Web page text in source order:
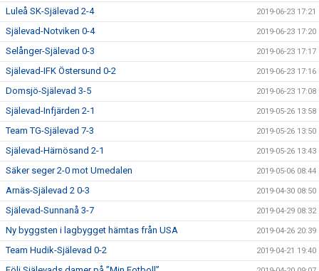
Luleå SK-Själevad 2-4 2019-06-23 17:21
Själevad-Notviken 0-4 2019-06-23 17:20
Selånger-Själevad 0-3 2019-06-23 17:17
Själevad-IFK Östersund 0-2 2019-06-23 17:16
Domsjö-Själevad 3-5 2019-06-23 17:08
Själevad-Infjärden 2-1 2019-05-26 13:58
Team TG-Själevad 7-3 2019-05-26 13:50
Själevad-Härnösand 2-1 2019-05-26 13:43
Säker seger 2-0 mot Umedalen 2019-05-06 08:44
Arnäs-Själevad 2 0-3 2019-04-30 08:50
Själevad-Sunnanå 3-7 2019-04-29 08:32
Ny byggsten i lagbygget hämtas från USA 2019-04-26 20:39
Team Hudik-Själevad 0-2 2019-04-21 19:40